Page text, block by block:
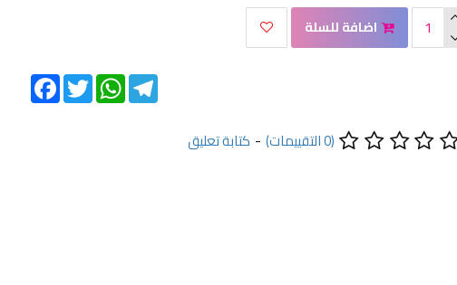
(0 التقييمات) - كتابة تعليق
اضافة للسلة
FacebookTwitter
WhatsAppTelegram